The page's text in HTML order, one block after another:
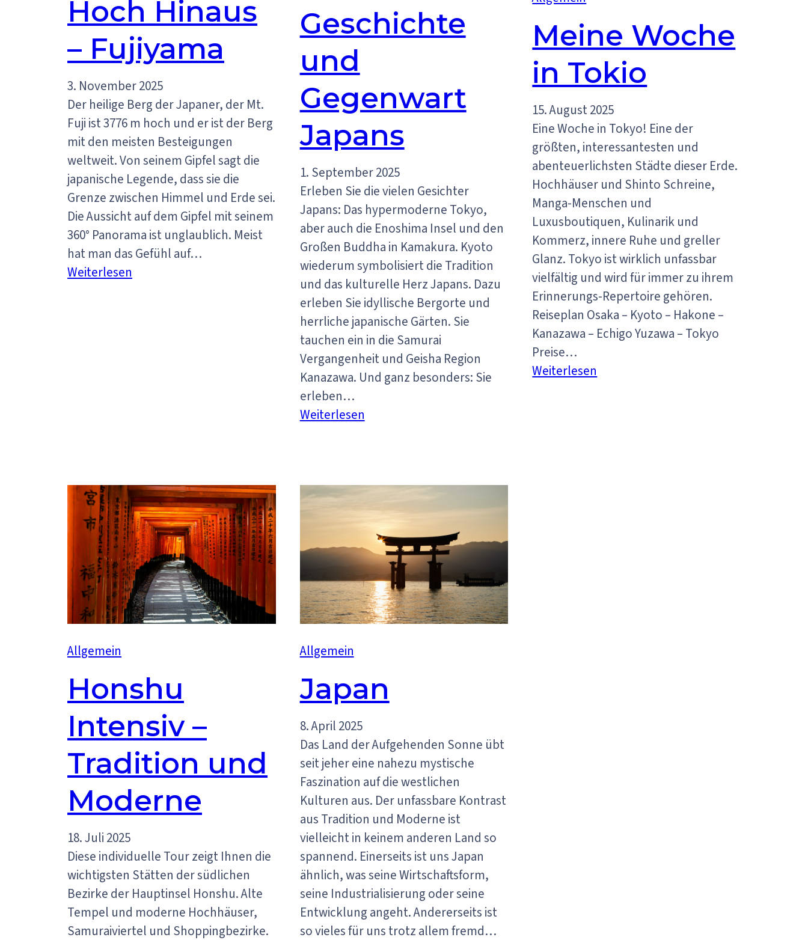
Hoch Hinaus
– Fujiyama
3. November 2025
Der heilige Berg der Japaner, der Mt.
Fuji ist 3776 m hoch und er ist der Berg
mit den meisten Besteigungen
weltweit. Von seinem Gipfel sagt die
japanische Legende, dass sie die
Grenze zwischen Himmel und Erde sei.
Die Aussicht auf dem Gipfel mit seinem
360° Panorama ist unglaublich. Meist
hat man das Gefühl auf…
Weiterlesen
Geschichte
und
Gegenwart
Japans
1. September 2025
Erleben Sie die vielen Gesichter
Japans: Das hypermoderne Tokyo,
aber auch die Enoshima Insel und den
Großen Buddha in Kamakura. Kyoto
wiederum symbolisiert die Tradition
und das kulturelle Herz Japans. Dazu
erleben Sie idyllische Bergorte und
herrliche japanische Gärten. Sie
tauchen ein in die Samurai
Vergangenheit und Geisha Region
Kanazawa. Und ganz besonders: Sie
erleben…
Weiterlesen
Japans
Meine Woche
in Tokio
15. August 2025
Eine Woche in Tokyo! Eine der
größten, interessantesten und
abenteuerlichsten Städte dieser Erde.
Hochhäuser und Shinto Schreine,
Manga-Menschen und
Luxusboutiquen, Kulinarik und
Kommerz, innere Ruhe und greller
Glanz. Tokyo ist wirklich unfassbar
vielfältig und wird für immer zu ihrem
Erinnerungs-Repertoire gehören.
Reiseplan Osaka – Kyoto – Hakone –
Kanazawa – Echigo Yuzawa – Tokyo
Preise…
Weiterlesen
Allgemein
Honshu
Intensiv –
Tradition und
Moderne
18. Juli 2025
Diese individuelle Tour zeigt Ihnen die
wichtigsten Stätten der südlichen
Bezirke der Hauptinsel Honshu. Alte
Tempel und moderne Hochhäuser,
Samuraiviertel und Shoppingbezirke.
Allgemein
Japan
8. April 2025
Das Land der Aufgehenden Sonne übt
seit jeher eine nahezu mystische
Faszination auf die westlichen
Kulturen aus. Der unfassbare Kontrast
aus Tradition und Moderne ist
vielleicht in keinem anderen Land so
spannend. Einerseits ist uns Japan
ähnlich, was seine Wirtschaftsform,
seine Industrialisierung oder seine
Entwicklung angeht. Andererseits ist
so vieles für uns trotz allem fremd…